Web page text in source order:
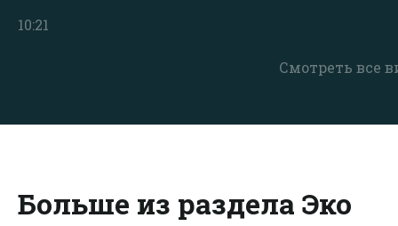
Смотреть все
10:21
Больше из раздела Эко